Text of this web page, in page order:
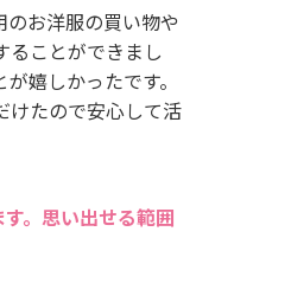
お洋服の買い物や
ることができまし
嬉しかったです。
けたので安心して活
。思い出せる範囲